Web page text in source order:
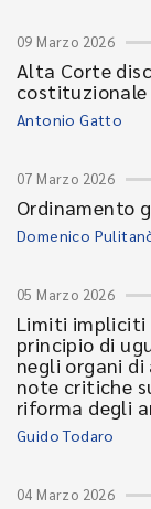
09 Marzo 2026
Alta Corte
costituzionale
Antonio Gatto
07 Marzo 2026
Ordinamento
Domenico
05 Marzo 2026
Limiti impliciti
principio di
negli organi
note critiche
riforma degli
Guido Todaro
04 Marzo 2026